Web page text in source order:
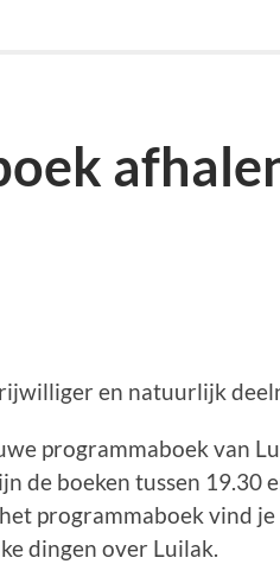
en natuurlijk
programmaboek van
de boeken tussen 19.30
programmaboek vind
dingen over Luilak.